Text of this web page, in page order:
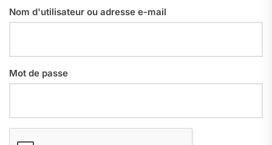
Nom d'utilisateur ou adresse e-mail
Mot de passe